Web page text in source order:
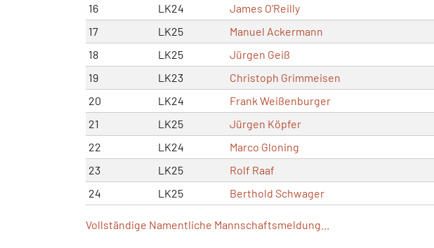
16
LK24 James O'Reilly
17
LK25 Manuel Ackermann
18
LK25 Jürgen Geiß
19
LK23 Christoph Grimmeisen
20
LK24 Frank Weißenburger
21
LK25 Jürgen Köpfer
22
LK24 Marco Gloning
23
LK25 Rolf Raaf
24
LK25 Berthold Schwager
Vollständige Namentliche Mannschaftsmeldung...